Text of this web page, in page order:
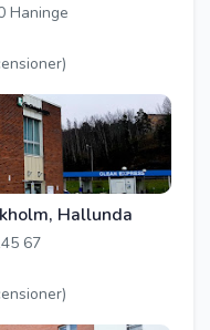
Haninge
Hallunda
67